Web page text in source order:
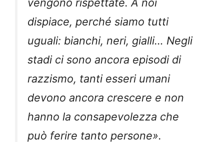
vengono rispettate. A noi
dispiace, perché siamo tutti
uguali: bianchi, neri, gialli… Negli
stadi ci sono ancora episodi di
razzismo, tanti esseri umani
devono ancora crescere e non
hanno la consapevolezza che
può ferire tanto persone».